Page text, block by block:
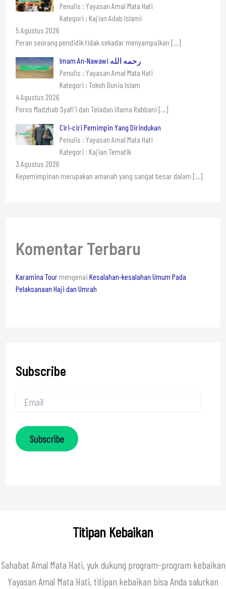
Penulis : Yayasan Amal Mata Hati
Kategori : Kajian Adab Islami
5 Agustus 2026
Peran seorang pendidik tidak sekadar menyampaikan […]
Imam An-Nawawi رحمه الله
Penulis : Yayasan Amal Mata Hati
Kategori : Tokoh Dunia Islam
4 Agustus 2026
Poros Madzhab Syafi’i dan Teladan Ulama Rabbani […]
Ciri-ciri Pemimpin Yang Dirindukan
Penulis : Yayasan Amal Mata Hati
Kategori : Kajian Tematik
3 Agustus 2026
Kepemimpinan merupakan amanah yang sangat besar dalam […]
Komentar Terbaru
Karamina Tourmengenai Kesalahan-kesalahan Umum Pada
Pelaksanaan Haji dan Umrah
Subscribe
Subscribe
Titipan Kebaikan
Sahabat Amal Mata Hati, yuk dukung program-program kebaikan
Yayasan Amal Mata Hati, titipan kebaikan bisa Anda salurkan